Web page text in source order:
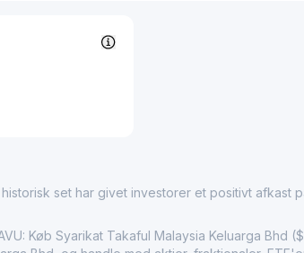
set har givet investorer et positivt afkast
Køb Syarikat Takaful Malaysia Keluarga